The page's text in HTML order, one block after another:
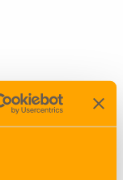
att boka din
valet för ditt
gärna till!